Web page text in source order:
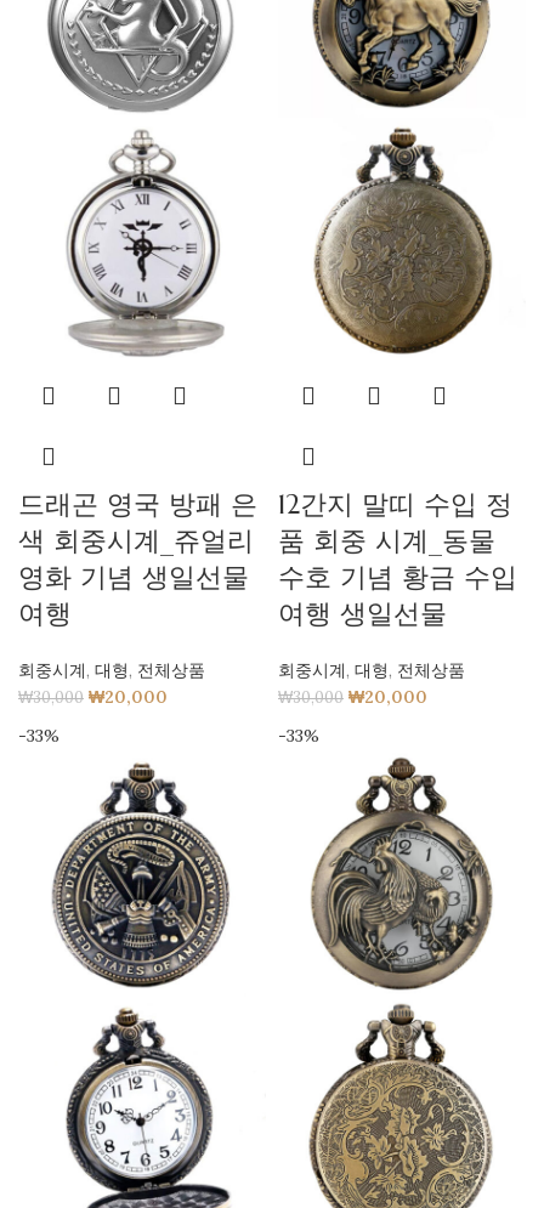
드래곤 영국 방패 은
색 회중시계_쥬얼리
영화 기념 생일선물
여행
회중시계, 대형, 전체상품
₩30,000 ₩20,000
12간지 말띠 수입 정
품 회중 시계_동물
수호 기념 황금 수입
여행 생일선물
회중시계, 대형, 전체상품
₩30,000 ₩20,000
-33%
-33%